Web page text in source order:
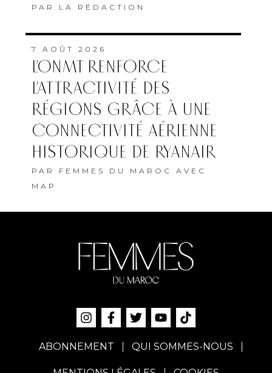
PAR LA RÉDACTION
7 AOÛT 2026
L’ONMT RENFORCE
L’ATTRACTIVITÉ DES
RÉGIONS GRÂCE À UNE
CONNECTIVITÉ AÉRIENNE
HISTORIQUE DE RYANAIR
PAR FEMMES DU MAROC AVEC
MAP
ABONNEMENT QUI SOMMES-NOUS